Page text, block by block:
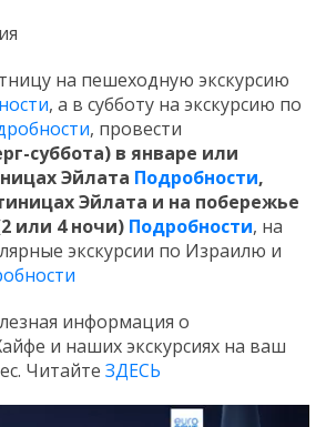
на пешеходную экскурсию
, а в субботу на экскурсию по
, провести
суббота) в январе или
Эйлата Подробности,
Эйлата и на побережье
или 4 ночи) Подробности, на
экскурсии по Израилю и
информация о
и наших экскурсиях на ваш
Читайте ЗДЕСЬ